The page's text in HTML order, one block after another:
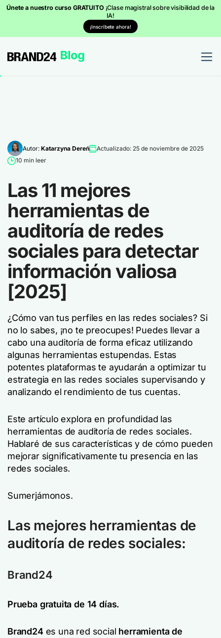
Únete a nuestro curso GRATUITO ¡Clase magistral sobre visibilidad de la
IA!
¡Inscríbete ahora!
Autor: Katarzyna Dereń
Actualizado: 25 de noviembre de 2025
10 min leer
Las 11 mejores
herramientas de
auditoría de redes
sociales para detectar
información valiosa
[2025]
¿Cómo van tus perfiles en las redes sociales? Si
no lo sabes, ¡no te preocupes! Puedes llevar a
cabo una auditoría de forma eficaz utilizando
algunas herramientas estupendas. Estas
potentes plataformas te ayudarán a optimizar tu
estrategia en las redes sociales supervisando y
analizando el rendimiento de tus cuentas.
Este artículo explora en profundidad las
herramientas de auditoría de redes sociales.
Hablaré de sus características y de cómo pueden
mejorar significativamente tu presencia en las
redes sociales.
Sumerjámonos.
Las mejores herramientas de
auditoría de redes sociales:
Brand24
Prueba gratuita de 14 días.
Brand24es una red social herramienta de